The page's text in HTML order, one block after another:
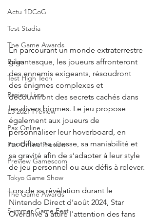
Actu 1DCoG
Test Stadia
The Game Awards
Balan
Test High Tech
Review Livre
E3 2021 Preview
Pax Online
Pax Online Preview
Preview Gamescom
Tokyo Game Show
The Game Awards
Summer Game Fest
En parcourant un monde extraterrestre
gigantesque, les joueurs affronteront
des ennemis exigeants, résoudront
des énigmes complexes et
découvriront des secrets cachés dans
les divers biomes. Le jeu propose
également aux joueurs de
personnaliser leur hoverboard, en
modifiant sa vitesse, sa maniabilité et
sa gravité afin de s’adapter à leur style
de jeu personnel ou aux défis à relever.
Lors de sa révélation durant le
Nintendo Direct d’août 2024, Star
Overdrive a attiré l'attention des fans